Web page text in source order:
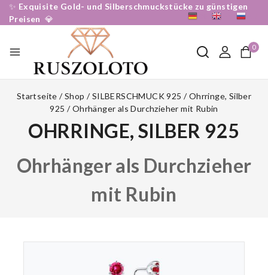
✨ Exquisite Gold- und Silberschmuckstücke zu günstigen
Preisen 💎
0
Startseite / Shop / SILBERSCHMUCK 925 / Ohrringe, Silber
925 / Ohrhänger als Durchzieher mit Rubin
OHRRINGE, SILBER 925
Ohrhänger als Durchzieher
mit Rubin